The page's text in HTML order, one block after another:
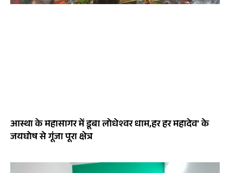
आस्था के महासागर में डूबा लोधेश्वर धाम,हर हर महादेव’ के
जयघोष से गूंजा पूरा क्षेत्र